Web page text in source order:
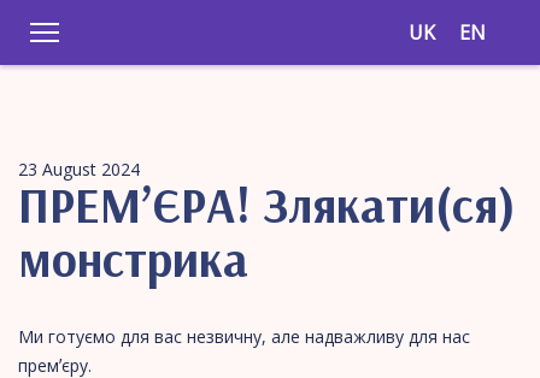
UK EN
23 August 2024
ПРЕМʼЄРА! Злякати(ся)
монстрика
Ми готуємо для вас незвичну, але надважливу для нас
премʼєру.